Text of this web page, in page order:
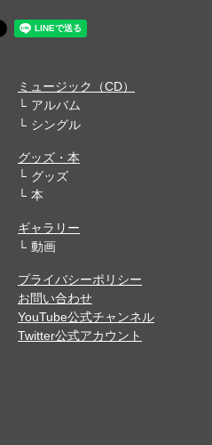
ミュージック（CD）
アルバム
シングル
グッズ・本
グッズ
本
ギャラリー
動画
プライバシーポリシー
お問い合わせ
YouTube公式チャンネル
Twitter公式アカウント